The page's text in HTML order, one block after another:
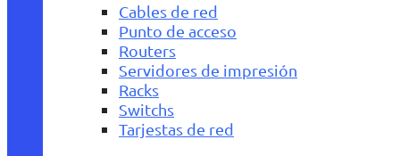
Cables de red
Punto de acceso
Routers
Servidores de impresión
Racks
Switchs
Tarjestas de red